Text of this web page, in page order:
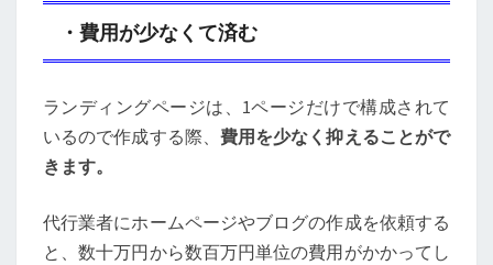
・費用が少なくて済む
ランディングページは、1ページだけで構成されて
いるので作成する際、 費用を少なく抑えることがで
きます。
代行業者にホームページやブログの作成を依頼する
と、数十万円から数百万円単位の費用がかかってし